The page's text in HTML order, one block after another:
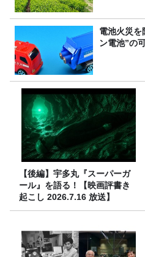
電池火災を
ン電池”の
【後編】宇多丸『スーパーガ
ール』を語る！【映画評書き
起こし 2026.7.16 放送】